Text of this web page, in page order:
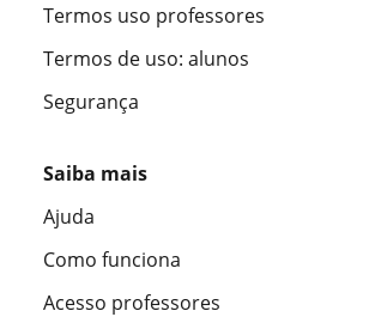
Termos uso professores
Termos de uso: alunos
Segurança
Saiba mais
Ajuda
Como funciona
Acesso professores